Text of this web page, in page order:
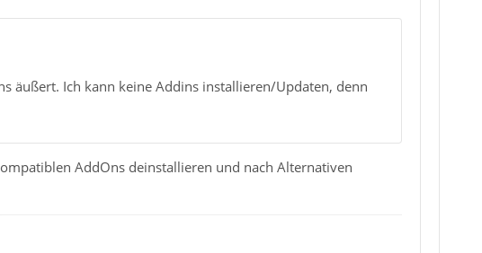
äußert. Ich kann keine Addins installieren/Updaten, denn
AddOns deinstallieren und nach Alternativen